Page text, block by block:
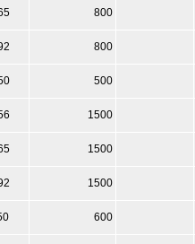
800
800
500
1500
1500
1500
600